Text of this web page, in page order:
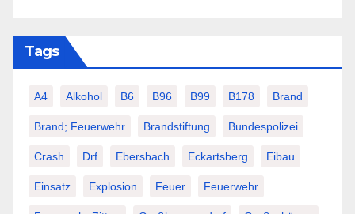
Tags
A4 Alkohol B6 B96 B99 B178 Brand
Brand; Feuerwehr Brandstiftung Bundespolizei
Crash Drf Ebersbach Eckartsberg Eibau
Einsatz Explosion Feuer Feuerwehr